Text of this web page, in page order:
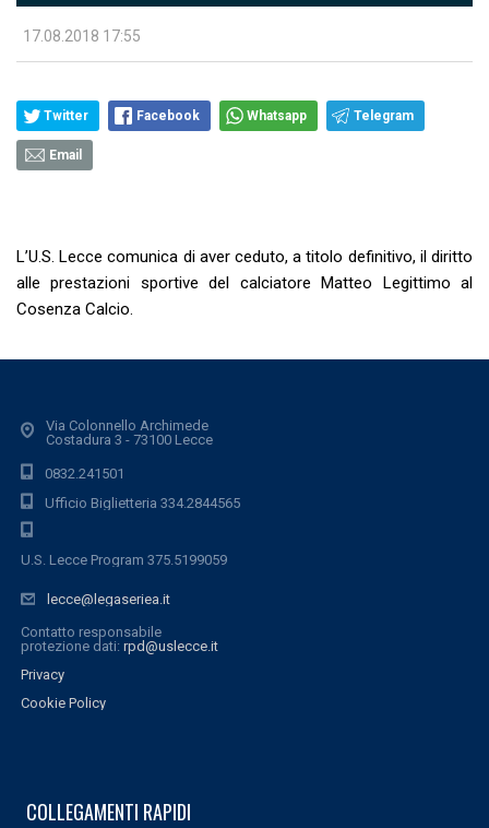
17.08.2018 17:55
Twitter Facebook Whatsapp Telegram
Email
L’U.S. Lecce comunica di aver ceduto, a titolo definitivo, il diritto
alle prestazioni sportive del calciatore Matteo Legittimo al
Cosenza Calcio.
Via Colonnello Archimede
Costadura 3 - 73100 Lecce
0832.241501
Ufficio Biglietteria 334.2844565
U.S. Lecce Program 375.5199059
lecce@legaseriea.it
Contatto responsabile
protezione dati: rpd@uslecce.it
Privacy
Cookie Policy
COLLEGAMENTI RAPIDI